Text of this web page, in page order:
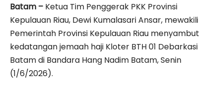
Batam – Ketua Tim Penggerak PKK Provinsi
Kepulauan Riau, Dewi Kumalasari Ansar, mewakili
Pemerintah Provinsi Kepulauan Riau menyambut
kedatangan jemaah haji Kloter BTH 01 Debarkasi
Batam di Bandara Hang Nadim Batam, Senin
(1/6/2026).